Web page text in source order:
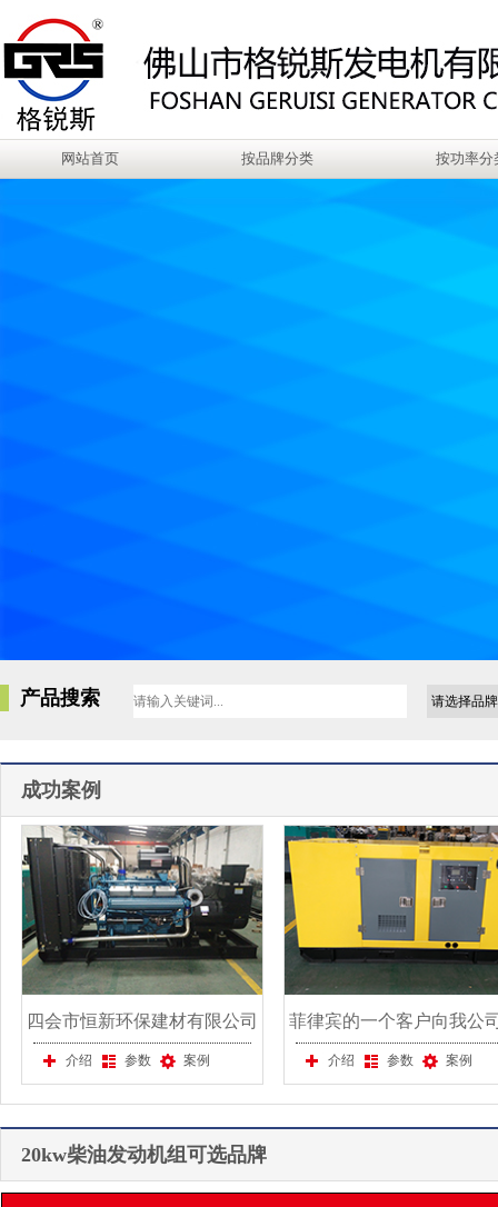
网站首页 按品牌分类 按功率分
产品搜索
成功案例
四会市恒新环保建材有限公司
向我公司购买一台350KW上海
东风发电机组
介绍 参数 案例
菲律宾的一个客户向我公
买一台50KW康明斯静音
机组
介绍 参数 案例
20kw柴油发动机组可选品牌